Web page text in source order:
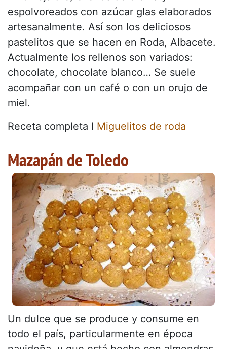
espolvoreados con azúcar glas elaborados
artesanalmente. Así son los deliciosos
pastelitos que se hacen en Roda, Albacete.
Actualmente los rellenos son variados:
chocolate, chocolate blanco… Se suele
acompañar con un café o con un orujo de
miel.
Receta completa I Miguelitos de roda
Mazapán de Toledo
Un dulce que se produce y consume en
todo el país, particularmente en época